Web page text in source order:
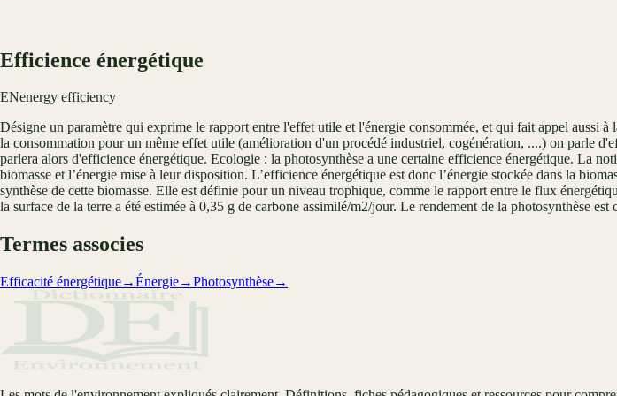
Efficience énergétique
ENenergy efficiency
Désigne un paramètre qui exprime le rapport entre l'effet utile et l'énergie consommée, et qui fait appel aussi
la consommation pour un même effet utile (amélioration d'un procédé industriel, cogénération, ....) on parle
parlera alors d'efficience énergétique. Ecologie : la photosynthèse a une certaine efficience énergétique. La
biomasse et l’énergie mise à leur disposition. L’efficience énergétique est donc l’énergie stockée dans la
synthèse de cette biomasse. Elle est définie pour un niveau trophique, comme le rapport entre le flux
la surface de la terre a été estimée à 0,35 g de carbone assimilé/m2/jour. Le rendement de la photosynthèse est
Termes associes
Efficacité énergétique→Énergie→Photosynthèse→